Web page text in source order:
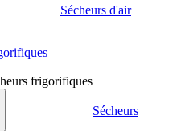
Sécheurs d'air
frigorifiques
Sécheurs